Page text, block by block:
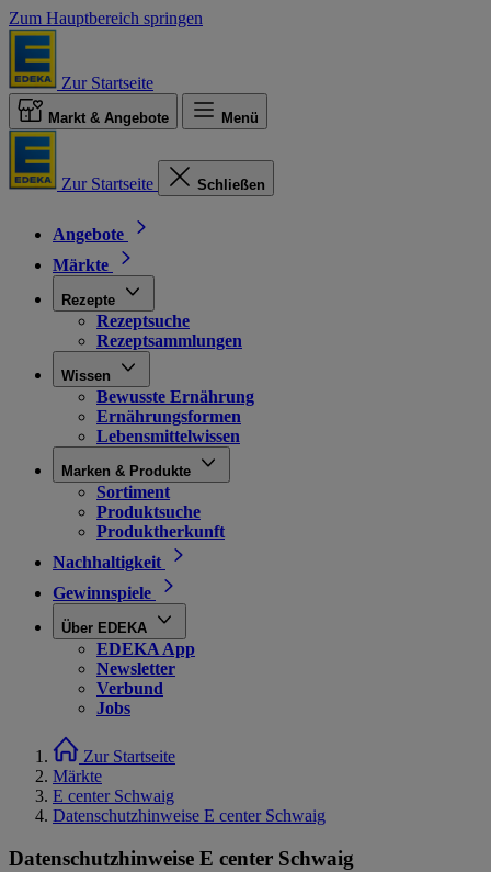
Zum Hauptbereich springen
Zur Startseite
Markt & Angebote Menü
Zur Startseite Schließen
Angebote
Märkte
Rezepte
Rezeptsuche
Rezeptsammlungen
Wissen
Bewusste Ernährung
Ernährungsformen
Lebensmittelwissen
Marken & Produkte
Sortiment
Produktsuche
Produktherkunft
Nachhaltigkeit
Gewinnspiele
Über EDEKA
EDEKA App
Newsletter
Verbund
Jobs
Zur Startseite
Märkte
E center Schwaig
Datenschutzhinweise E center Schwaig
Datenschutzhinweise E center Schwaig